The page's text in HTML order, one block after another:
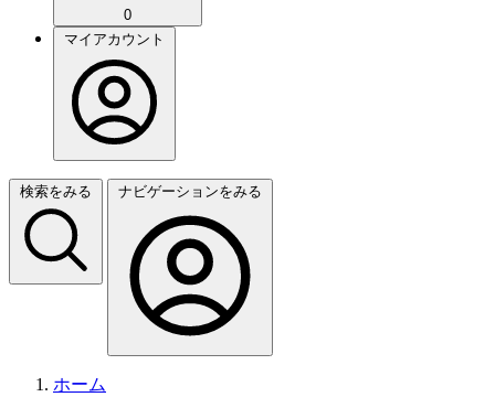
0
マイアカウント
検索をみる ナビゲーションをみる
ホーム